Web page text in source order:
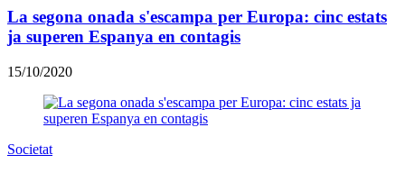
La segona onada s'escampa per Europa: cinc estats
ja superen Espanya en contagis
15/10/2020
Societat